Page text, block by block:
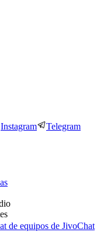
Instagram Telegram
de equipos de JivoChat